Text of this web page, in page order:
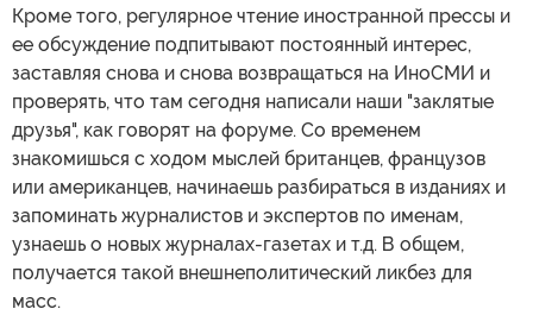
Кроме того, регулярное чтение иностранной прессы и
ее обсуждение подпитывают постоянный интерес,
заставляя снова и снова возвращаться на ИноСМИ и
проверять, что там сегодня написали наши "заклятые
друзья", как говорят на форуме. Со временем
знакомишься с ходом мыслей британцев, французов
или американцев, начинаешь разбираться в изданиях и
запоминать журналистов и экспертов по именам,
узнаешь о новых журналах-газетах и т.д. В общем,
получается такой внешнеполитический ликбез для
масс.